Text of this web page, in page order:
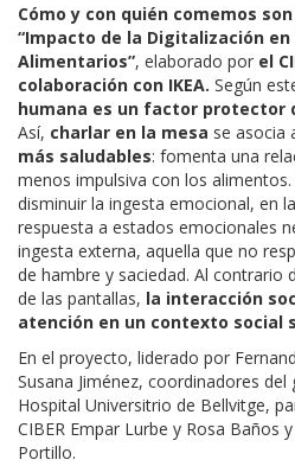
Cómo y con quién comemos
“Impacto de la Digitalización
Alimentarios”, elaborado por el
colaboración con IKEA. Según
humana es un factor protector
Así, charlar en la mesa se asocia
más saludables: fomenta una
menos impulsiva con los
disminuir la ingesta emocional, en
respuesta a estados emocionales
ingesta externa, aquella que no
de hambre y saciedad. Al contrario
de las pantallas, la interacción
atención en un contexto social
En el proyecto, liderado por
Susana Jiménez, coordinadores del
Hospital Universitrio de Bellvitge,
CIBER Empar Lurbe y Rosa Baños
Portillo.